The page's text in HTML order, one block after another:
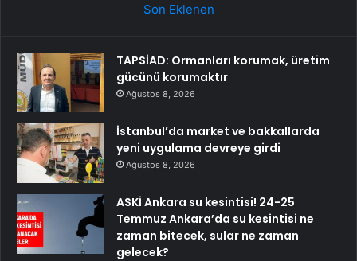
Son Eklenen
TAPSİAD: Ormanları korumak, üretim
gücünü korumaktır
Ağustos 8, 2026
İstanbul’da market ve bakkallarda
yeni uygulama devreye girdi
Ağustos 8, 2026
ASKİ Ankara su kesintisi! 24-25
Temmuz Ankara’da su kesintisi ne
zaman bitecek, sular ne zaman
gelecek?